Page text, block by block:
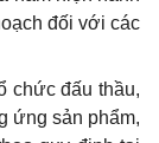
đối với các
chức đấu thầu,
ứng sản phẩm,